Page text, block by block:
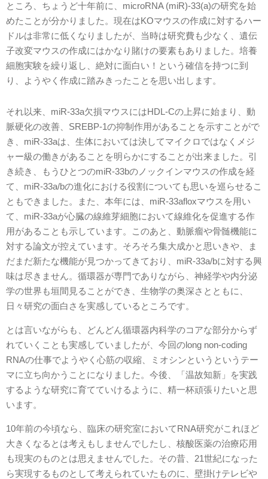
ところ、ちょうど十年前に、microRNA (miR)-33(a)の研究を始
めたことが分かりました。現在はKOマウスの作成に対するハー
ドルは非常に低くなりましたが、当時は研究費も少なく、遺伝
子改変マウスの作成にはかなり賭けの要素もありました。培養
細胞実験を繰り返し、絶対に面白い！という確信を持つに到
り、ようやく作成に踏みきったことを思い出します。
それ以来、miR-33a欠損マウスにはHDL-Cの上昇に始まり、動
脈硬化の改善、SREBP-1の抑制作用があることを示すことがで
き、miR-33aは、生体においては決してマイクロではなくメジ
ャー級の働きがあることを明らかにすることが出来ました。引
き続き、もうひとつのmiR-33bのノックインマウスの作成を経
て、miR-33a/bの進化における役割についても思いを巡らせるこ
ともできました。また、本年には、miR-33afloxマウスを用い
て、miR-33aが心臓の線維芽細胞において線維化を促進する作
用があることも示しています。このあと、動脈瘤や骨髄機能に
対する論文が控えています。そろそろ集大成かと思いきや、ま
だまだ新たな機能が見つかってきており、miR-33a/bに対する興
味は尽きません。循環器が専門でありながら、神経学や内分泌
学の世界も垣間見ることができ、生物学の奥深さとともに、
日々研究の面白さを実感しているところです。
とは言いながらも、どんどん循環器内科学のコアな部分からず
れていくことも実感していましたが、今回のlong non-coding
RNAの仕事でようやく心筋の収縮、ミオシンというというテー
マに立ち向かうことになりました。今後、「温故知新」を実践
するような研究に育てていけるように、精一杯頑張りたいと思
います。
10年前の今頃なら、臨床の研究室においてRNA研究がこれほど
大きくなるとは考えもしませんでしたし、核酸医薬の治療応用
も現実のものとは思えませんでした。その昔、21世紀になった
ら実現するものとして考えられていたものに、壁掛けテレビや